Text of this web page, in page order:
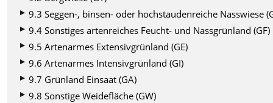
9.3 Seggen-, binsen- oder hochstaudenreiche Nasswiese
9.4 Sonstiges artenreiches Feucht- und Nassgrünland (GF)
9.5 Artenarmes Extensivgrünland (GE)
9.6 Artenarmes Intensivgrünland (GI)
9.7 Grünland Einsaat (GA)
9.8 Sonstige Weidefläche (GW)